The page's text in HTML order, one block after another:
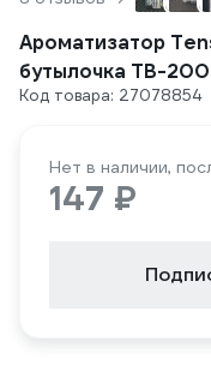
Ароматизатор
бутылочка TB-
Код товара: 27078854
Нет в наличии,
147 ₽